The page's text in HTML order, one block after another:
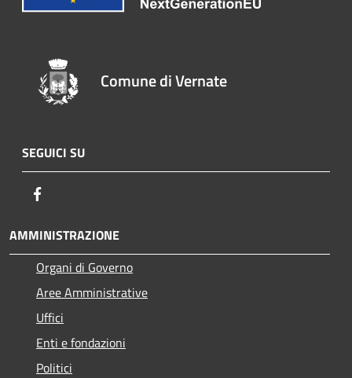
Comune di Vernate
SEGUICI SU
AMMINISTRAZIONE
Organi di Governo
Aree Amministrative
Uffici
Enti e fondazioni
Politici